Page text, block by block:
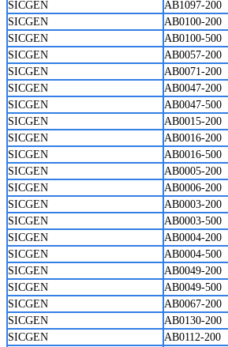
SICGEN
AB1097-200
SICGEN
AB0100-200
SICGEN
AB0100-500
SICGEN
AB0057-200
SICGEN
AB0071-200
SICGEN
AB0047-200
SICGEN
AB0047-500
SICGEN
AB0015-200
SICGEN
AB0016-200
SICGEN
AB0016-500
SICGEN
AB0005-200
SICGEN
AB0006-200
SICGEN
AB0003-200
SICGEN
AB0003-500
SICGEN
AB0004-200
SICGEN
AB0004-500
SICGEN
AB0049-200
SICGEN
AB0049-500
SICGEN
AB0067-200
SICGEN
AB0130-200
SICGEN
AB0112-200